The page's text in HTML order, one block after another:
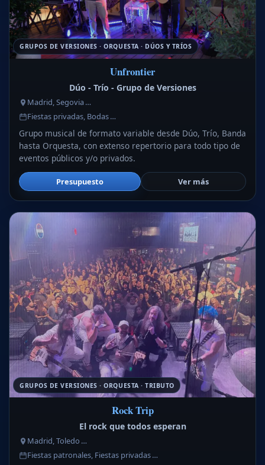
GRUPOS DE VERSIONES · ORQUESTA · DÚOS Y TRÍOS
Unfrontier
Dúo - Trío - Grupo de Versiones
Madrid, Segovia …
Fiestas privadas, Bodas …
Grupo musical de formato variable desde Dúo, Trío, Banda
hasta Orquesta, con extenso repertorio para todo tipo de
eventos públicos y/o privados.
Presupuesto Ver más
GRUPOS DE VERSIONES · ORQUESTA · TRIBUTO
Rock Trip
El rock que todos esperan
Madrid, Toledo …
Fiestas patronales, Fiestas privadas …